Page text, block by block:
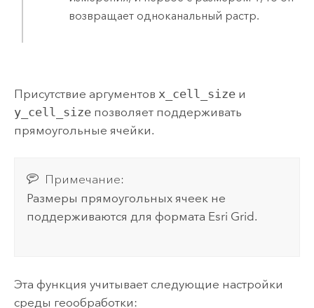
возвращает одноканальный растр.
Присутствие аргументов x_cell_sizeи
y_cell_sizeпозволяет поддерживать
прямоугольные ячейки.
Примечание:
Размеры прямоугольных ячеек не
поддерживаются для формата Esri Grid.
Эта функция учитывает следующие настройки
среды геообработки: